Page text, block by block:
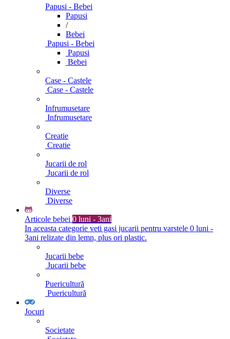
Papusi - Bebei
Papusi
/
Bebei
Papusi - Bebei
Papusi
Bebei
Case - Castele
Case - Castele
Infrumusetare
Infrumusetare
Creatie
Creatie
Jucarii de rol
Jucarii de rol
Diverse
Diverse
Articole bebei 0 luni - 3ani
In aceasta categorie veti gasi jucarii pentru varstele 0 luni -
3ani relizate din lemn, plus ori plastic.
Jucarii bebe
Jucarii bebe
Puericultură
Puericultură
Jocuri
Societate